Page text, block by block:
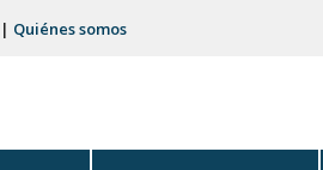
| Quiénes somos